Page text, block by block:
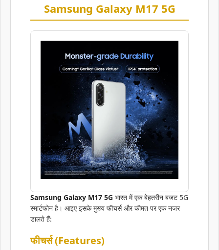
Samsung Galaxy M17 5G
Samsung Galaxy M17 5G भारत में एक बेहतरीन बजट 5G
स्मार्टफोन है। आइए इसके मुख्य फीचर्स और कीमत पर एक नजर
डालते हैं:
फीचर्स (Features)